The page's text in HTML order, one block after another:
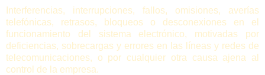
Interferencias, interrupciones, fallos, omisiones, averías
telefónicas, retrasos, bloqueos o desconexiones en el
funcionamiento del sistema electrónico, motivadas por
deficiencias, sobrecargas y errores en las líneas y redes de
telecomunicaciones, o por cualquier otra causa ajena al
control de la empresa.